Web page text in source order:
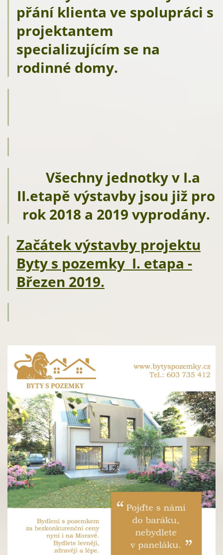
přání klienta ve spolupráci s
projektantem
specializujícím se na
rodinné domy.
Všechny jednotky v I.a
II.etapě výstavby jsou již pro
rok 2018 a 2019 vyprodány.
Začátek výstavby projektu
Byty s pozemky I. etapa -
Březen 2019.